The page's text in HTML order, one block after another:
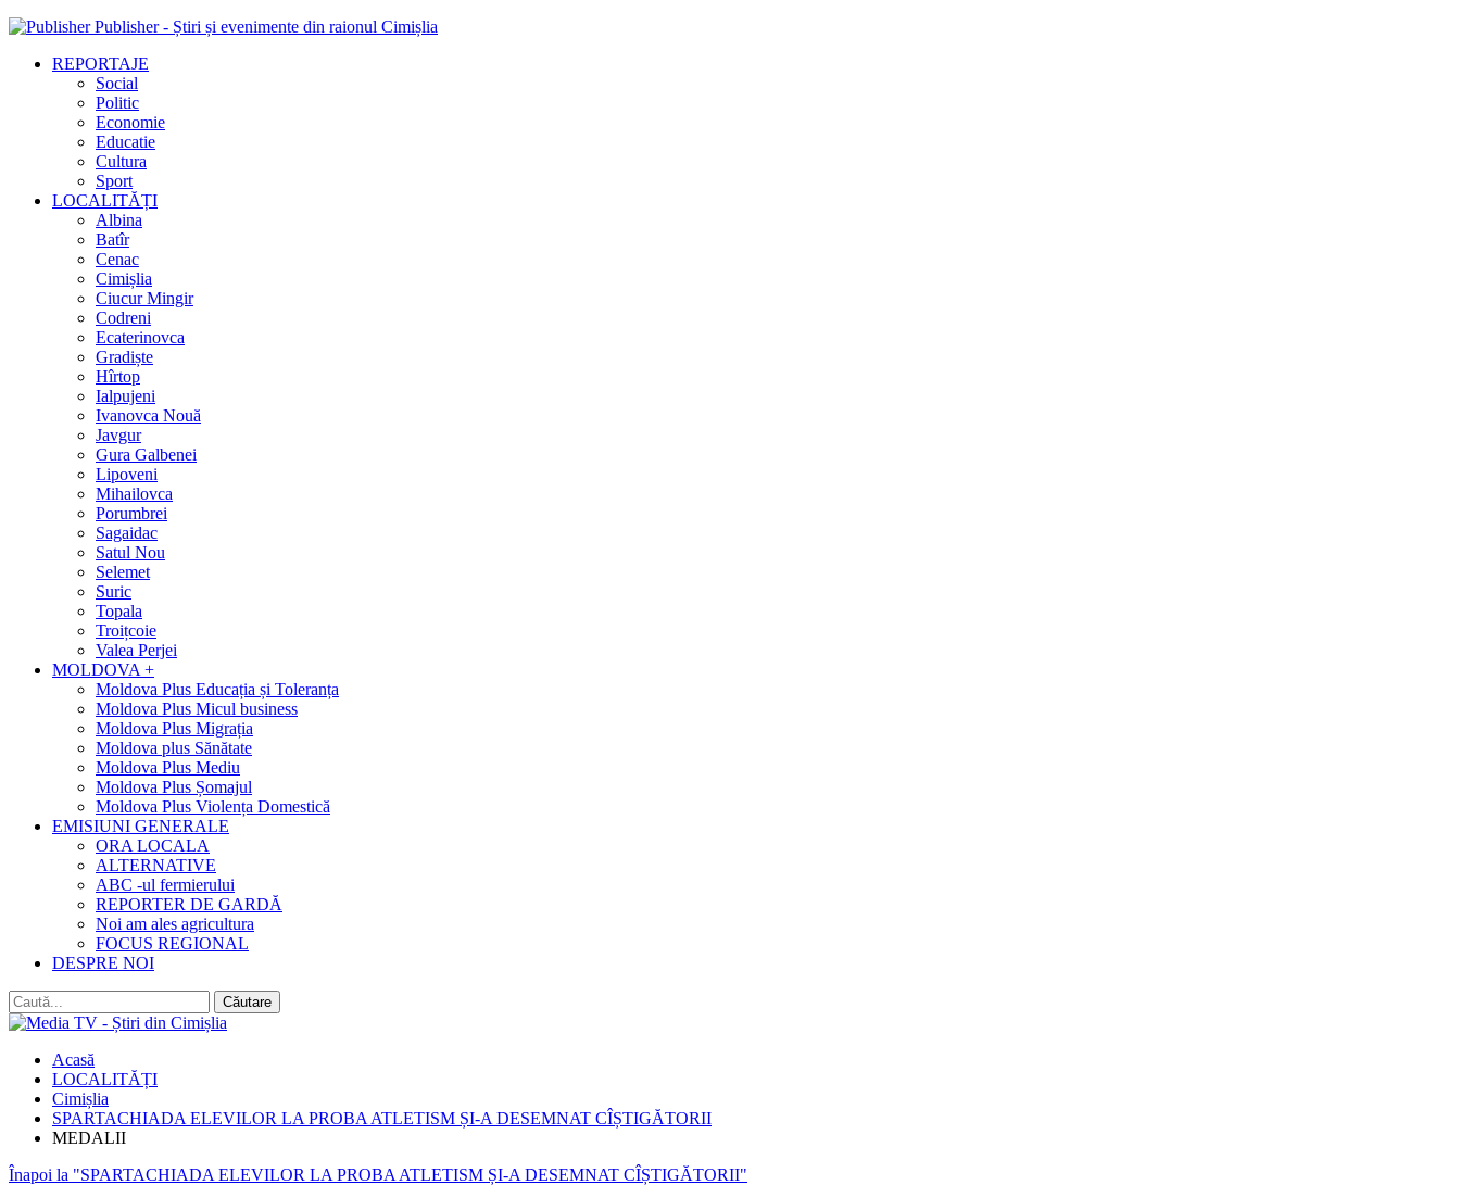
Publisher - Știri și evenimente din raionul Cimișlia
REPORTAJE
Social
Politic
Economie
Educatie
Cultura
Sport
LOCALITĂȚI
Albina
Batîr
Cenac
Cimișlia
Ciucur Mingir
Codreni
Ecaterinovca
Gradiște
Hîrtop
Ialpujeni
Ivanovca Nouă
Javgur
Gura Galbenei
Lipoveni
Mihailovca
Porumbrei
Sagaidac
Satul Nou
Selemet
Suric
Topala
Troițcoie
Valea Perjei
MOLDOVA +
Moldova Plus Educația și Toleranța
Moldova Plus Micul business
Moldova Plus Migrația
Moldova plus Sănătate
Moldova Plus Mediu
Moldova Plus Șomajul
Moldova Plus Violența Domestică
EMISIUNI GENERALE
ORA LOCALA
ALTERNATIVE
ABC -ul fermierului
REPORTER DE GARDĂ
Noi am ales agricultura
FOCUS REGIONAL
DESPRE NOI
Acasă
LOCALITĂȚI
Cimișlia
SPARTACHIADA ELEVILOR LA PROBA ATLETISM ȘI-A DESEMNAT CÎȘTIGĂTORII
MEDALII
Înapoi la "SPARTACHIADA ELEVILOR LA PROBA ATLETISM ȘI-A DESEMNAT CÎȘTIGĂTORII"